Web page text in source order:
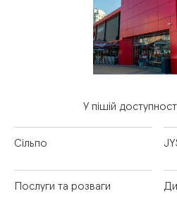
У пішій
Сільпо
Послуги та розваги